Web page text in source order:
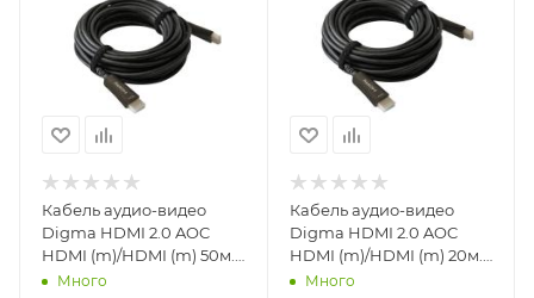
Кабель аудио-видео
Digma HDMI 2.0 AOC
HDMI (m)/HDMI (m) 50м.
позолоч.конт. черный
Много
Кабель аудио-видео
Digma HDMI 2.0 AOC
HDMI (m)/HDMI (m) 20м.
позолоч.конт. черный
Много